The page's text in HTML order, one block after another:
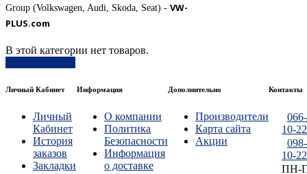
Group (Volkswagen, Audi, Skoda, Seat) - VW-
PLUS.com
В этой категории нет товаров.
Личный Кабинет
Личный
Кабинет
История
заказов
Закладки
Информация
О компании
Политика
Безопасности
Информация
о доставке
Дополнительно
Производители
Карта сайта
Акции
Контакты
10-22
10-22
ПН-